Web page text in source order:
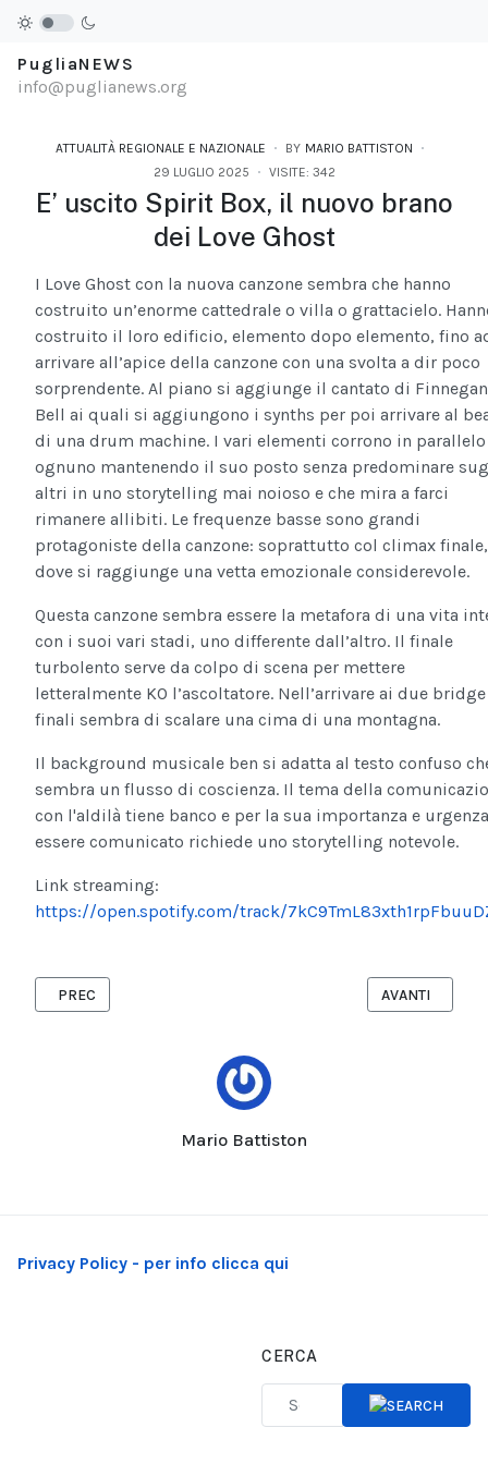
PugliaNEWS
info@puglianews.org
ATTUALITÀ REGIONALE E NAZIONALE BY MARIO BATTISTON
29 LUGLIO 2025
VISITE: 342
E’ uscito Spirit Box, il nuovo brano
dei Love Ghost
Mario Battiston
I Love Ghost con la nuova canzone sembra che hanno
costruito un’enorme cattedrale o villa o grattacielo.
costruito il loro edificio, elemento dopo elemento, fino
arrivare all’apice della canzone con una svolta a dir poco
sorprendente. Al piano si aggiunge il cantato di Finnegan
Bell ai quali si aggiungono i synths per poi arrivare al
di una drum machine. I vari elementi corrono in parallelo
ognuno mantenendo il suo posto senza predominare
altri in uno storytelling mai noioso e che mira a farci
rimanere allibiti. Le frequenze basse sono grandi
protagoniste della canzone: soprattutto col climax finale,
dove si raggiunge una vetta emozionale considerevole.
Questa canzone sembra essere la metafora di una vita
con i suoi vari stadi, uno differente dall’altro. Il finale
turbolento serve da colpo di scena per mettere
letteralmente KO l’ascoltatore. Nell’arrivare ai due bridge
finali sembra di scalare una cima di una montagna.
Il background musicale ben si adatta al testo confuso
sembra un flusso di coscienza. Il tema della
con l'aldilà tiene banco e per la sua importanza e
essere comunicato richiede uno storytelling notevole.
Link streaming:
https://open.spotify.com/track/
ARTICOLO PRECEDENTE: ALBEROBELLO CELEBRA LA
PREC ARTICOLO
AVANTI
Privacy Policy - per info clicca qui
CERCA